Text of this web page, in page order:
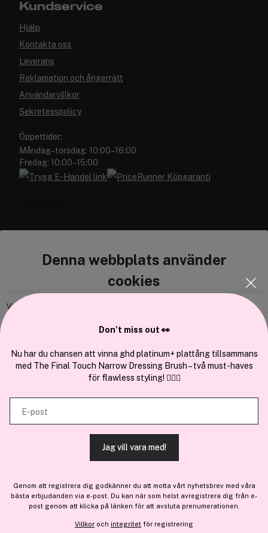
Denna webbplats använder
cookies
Vi använder enhetsidentifierare för att anpassa innehållet och
och annan information från din enhet till de sociala medier och annons-
och analysföretag som vi samarbetar med. Dessa kan i sin tur
kombinera informationen med annan information som du har
tillhandahållit eller som de har samlat in när du har använt deras
tjänster.
TILLÅT ALLA COOKIES
VISA DETALJER
Kundservice
Hjälp
Kontakta oss
Leverans
Reklamation och ångerrätt
Användarvillkor
Sekretesspolicy
Öppettider:
Måndag–torsdag: 10:00–16:00
Fredag: 10:00–15:00
Cocopanda.se
En del avBrandsdal Group AS
Don’t miss out 👀
Nu har du chansen att vinna ghd platinum+ plattång tillsammans
med The Final Touch Narrow Dressing Brush – två must-haves
för flawless styling! 💇‍♀️✨
E-post
Jag vill vara med!
Genom att registrera dig godkänner du att motta vårt nyhetsbrev med våra
bästa erbjudanden via e-post. Du kan när som helst avregistrera dig från e-
post genom att klicka på länken för att avsluta prenumerationen.
Villkor och integritet för registrering